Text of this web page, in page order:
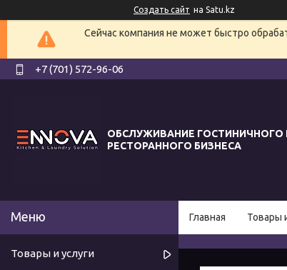
Создать сайт на Satu.kz
Сейчас компания не может быстро
+7 (701) 572-96-06
ОБСЛУЖИВАНИЕ ГОСТИНИЧНОГО
РЕСТОРАННОГО БИЗНЕСА
Главная Товары
Товары и услуги